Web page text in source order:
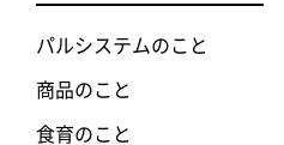
パルシステムのこと
商品のこと
食育のこと